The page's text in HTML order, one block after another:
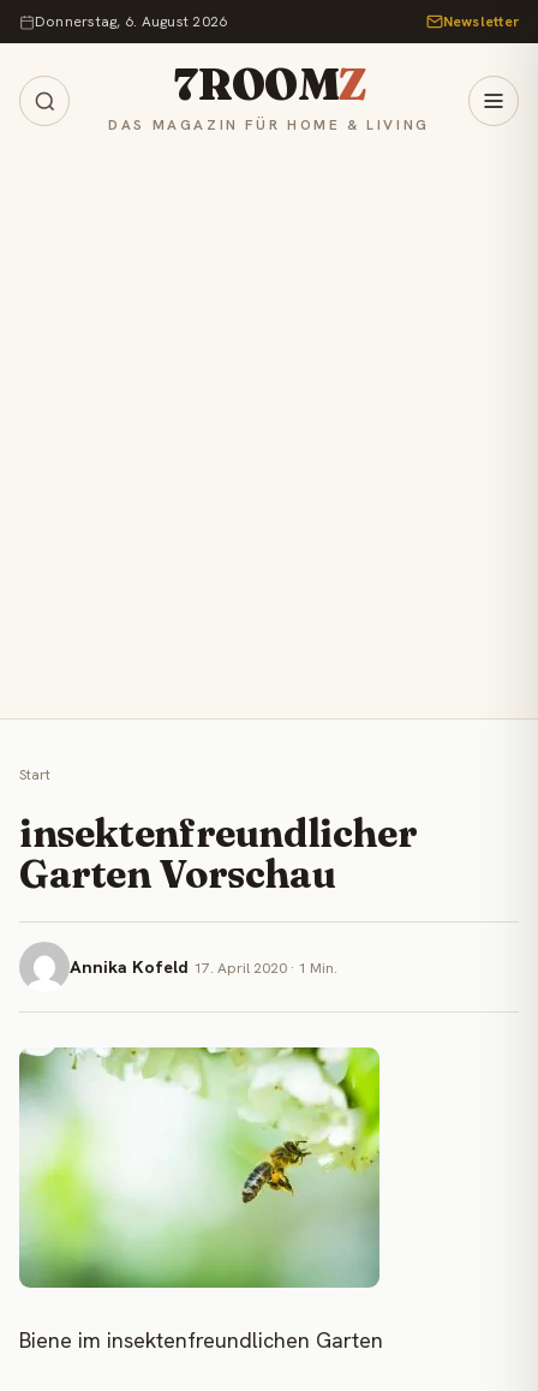
Zum Inhalt springen
Donnerstag, 6. August 2026 Newsletter
7ROOMZ
DAS MAGAZIN FÜR HOME & LIVING
Start
insektenfreundlicher
Garten Vorschau
Annika Kofeld 17. April 2020 · 1 Min.
Biene im insektenfreundlichen Garten